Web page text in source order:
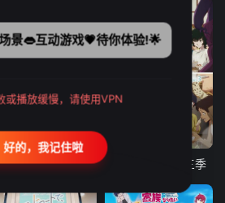
更新至21集
古诺希亚 致不灭的你 第三季
景👄互动游戏💗待你体验!🌟
或播放缓慢，请使用VPN
好的，我记住啦